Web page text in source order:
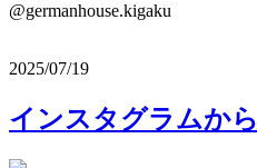
@germanhouse.kigaku
2025/07/19
インスタグラムから